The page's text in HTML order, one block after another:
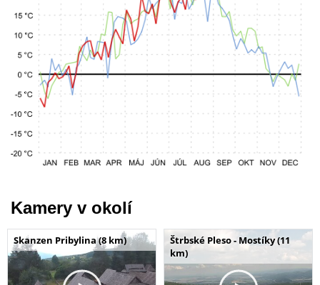
Kamery v okolí
Skanzen Pribylina (8 km)
Štrbské Pleso - Mostíky (11
km)